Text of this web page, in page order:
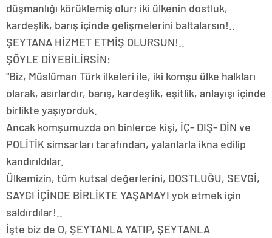
düşmanlığı körüklemiş olur; iki ülkenin dostluk,
kardeşlik, barış içinde gelişmelerini baltalarsın!..
ŞEYTANA HİZMET ETMİŞ OLURSUN!..
ŞÖYLE DİYEBİLİRSİN:
“Biz, Müslüman Türk ilkeleri ile, iki komşu ülke halkları
olarak, asırlardır, barış, kardeşlik, eşitlik, anlayışı içinde
birlikte yaşıyorduk.
Ancak komşumuzda on binlerce kişi, İÇ- DIŞ- DİN ve
POLİTİK simsarları tarafından, yalanlarla ikna edilip
kandırıldılar.
Ülkemizin, tüm kutsal değerlerini, DOSTLUĞU, SEVGİ,
SAYGI İÇİNDE BİRLİKTE YAŞAMAYI yok etmek için
saldırdılar!..
İşte biz de O, ŞEYTANLA YATIP, ŞEYTANLA